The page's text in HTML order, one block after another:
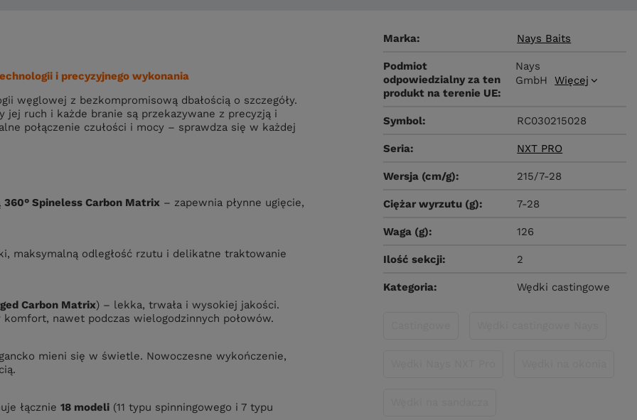
Marka Nays Baits
Podmiot
odpowiedzialny za ten
produkt na terenie UE
Nays
GmbH
Więcej
Symbol RC030215028
Seria NXT PRO
Wersja (cm/g) 215/7-28
Ciężar wyrzutu (g) 7-28
Waga (g) 126
Ilość sekcji 2
Kategoria Wędki castingowe
i precyzyjnego wykonania
węglowej z bezkompromisową dbałością o szczegóły.
ruch i każde branie są przekazywane z precyzją i
połączenie czułości i mocy – sprawdza się w każdej
360° Spineless Carbon Matrix – zapewnia płynne ugięcie,
maksymalną odległość rzutu i delikatne traktowanie
Carbon Matrix) – lekka, trwała i wysokiej jakości.
nawet podczas wielogodzinnych połowów.
mieni się w świetle. Nowoczesne wykończenie,
łącznie 18 modeli (11 typu spinningowego i 7 typu